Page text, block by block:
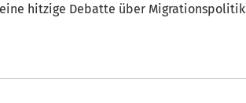
hitzige Debatte über